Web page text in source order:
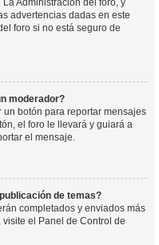
Administración del foro, y
advertencias dadas en este
foro si no está seguro de
moderador?
botón para reportar mensajes
el foro le llevará y guiará a
el mensaje.
de temas?
completados y enviados más
el Panel de Control de